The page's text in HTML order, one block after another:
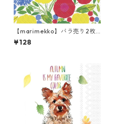
【marimekko】バラ売り2枚
ランチサイズ ペーパーナプキ
ン SITRUUNAPUU ピンク
¥128